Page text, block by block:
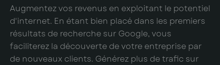
Augmentez vos revenus en exploitant le potentiel
d'internet. En étant bien placé dans les premiers
résultats de recherche sur Google, vous
faciliterez la découverte de votre entreprise par
de nouveaux clients. Générez plus de trafic sur